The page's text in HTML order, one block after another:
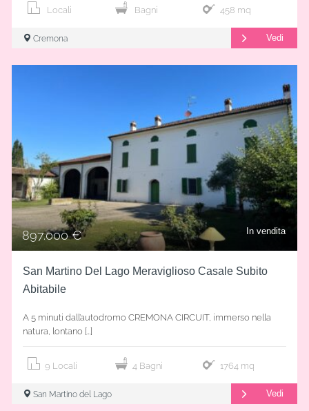
Locali Bagni 458 mq
Cremona Vedi
In vendita
897.000 €
San Martino Del Lago Meraviglioso Casale Subito
Abitabile
A 5 minuti dall’autodromo CREMONA CIRCUIT, immerso nella
natura, lontano […]
9 Locali 4 Bagni 1764 mq
San Martino del Lago Vedi